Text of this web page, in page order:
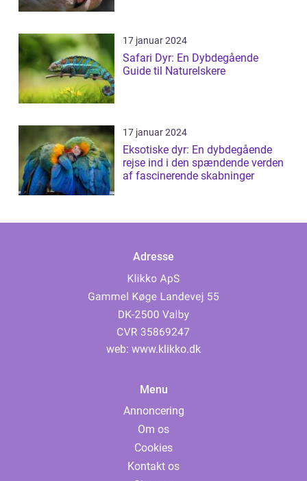
17 januar 2024
Safari Dyr: En Dybdegående
Guide til Naturelskere
17 januar 2024
Eksotiske dyr: En dybdegående
rejse ind i den spændende verden
af fascinerende skabninger
Adresse
web: www.klikko.dk
Menu
Annoncering
Om os
Cookies
Kontakt os